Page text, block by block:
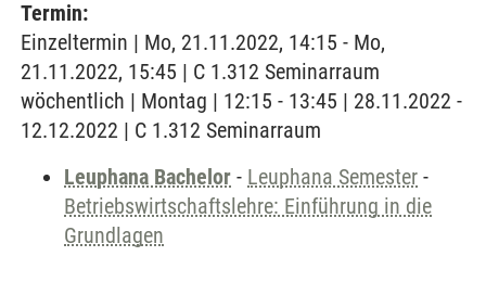
Termin:
Einzeltermin | Mo, 21.11.2022, 14:15 - Mo,
21.11.2022, 15:45 | C 1.312 Seminarraum
wöchentlich | Montag | 12:15 - 13:45 | 28.11.2022 -
12.12.2022 | C 1.312 Seminarraum
Leuphana Bachelor - Leuphana Semester -
Betriebswirtschaftslehre: Einführung in die
Grundlagen